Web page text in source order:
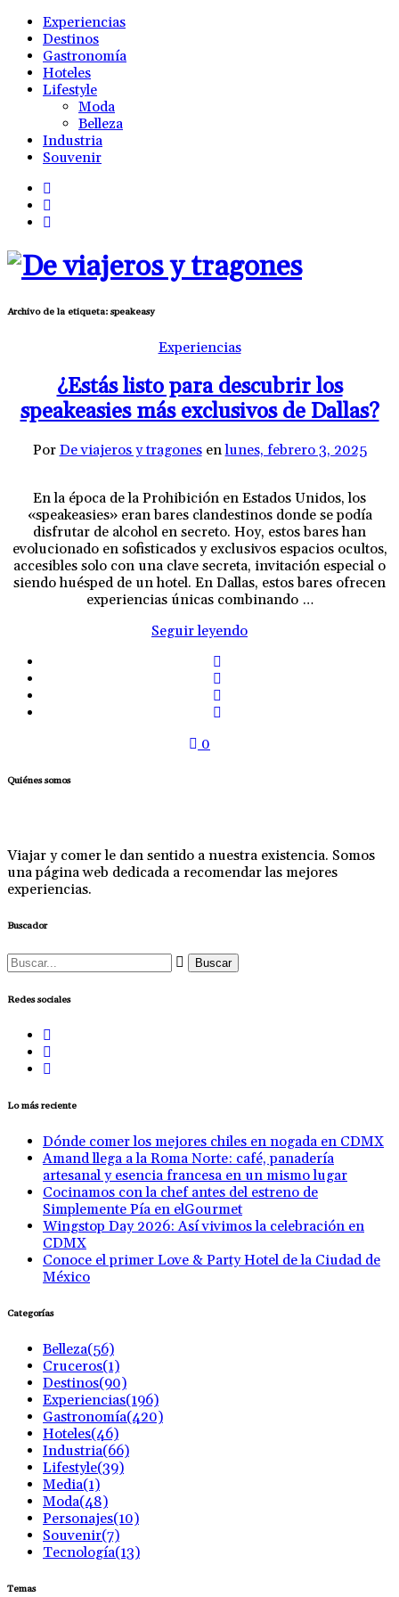
Experiencias
Destinos
Gastronomía
Hoteles
Lifestyle
Moda
Belleza
Industria
Souvenir
Archivo de la etiqueta: speakeasy
Experiencias
¿Estás listo para descubrir los
speakeasies más exclusivos de Dallas?
Por De viajeros y tragones enlunes, febrero 3, 2025
En la época de la Prohibición en Estados Unidos, los
«speakeasies» eran bares clandestinos donde se podía
disfrutar de alcohol en secreto. Hoy, estos bares han
evolucionado en sofisticados y exclusivos espacios ocultos,
accesibles solo con una clave secreta, invitación especial o
siendo huésped de un hotel. En Dallas, estos bares ofrecen
experiencias únicas combinando …
Seguir leyendo
0
Quiénes somos
Viajar y comer le dan sentido a nuestra existencia. Somos
una página web dedicada a recomendar las mejores
experiencias.
Buscador
Buscar:
Redes sociales
Lo más reciente
Dónde comer los mejores chiles en nogada en CDMX
Amand llega a la Roma Norte: café, panadería
artesanal y esencia francesa en un mismo lugar
Cocinamos con la chef antes del estreno de
Simplemente Pía en elGourmet
Wingstop Day 2026: Así vivimos la celebración en
CDMX
Conoce el primer Love & Party Hotel de la Ciudad de
México
Categorías
Belleza(56)
Cruceros(1)
Destinos(90)
Experiencias(196)
Gastronomía(420)
Hoteles(46)
Industria(66)
Lifestyle(39)
Media(1)
Moda(48)
Personajes(10)
Souvenir(7)
Tecnología(13)
Temas